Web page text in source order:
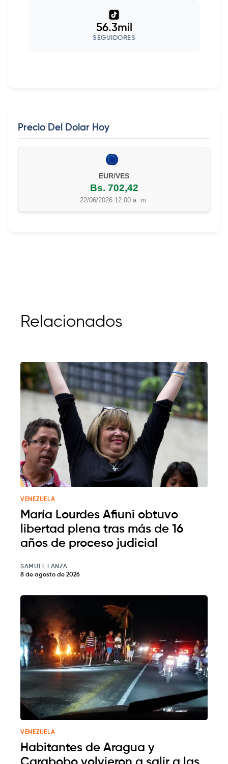
56.3mil
SEGUIDORES
Precio Del Dolar Hoy
EUR/VES
Bs. 702,42
22/06/2026 12:00 a. m.
Relacionados
VENEZUELA
María Lourdes Afiuni obtuvo
libertad plena tras más de 16
años de proceso judicial
SAMUEL LANZA
8 de agosto de 2026
VENEZUELA
Habitantes de Aragua y